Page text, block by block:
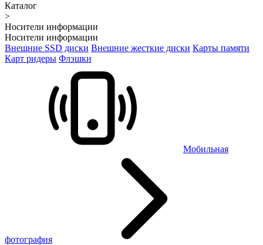
Каталог
>
Носители информации
Носители информации
Внешние SSD диски Внешние жесткие диски Карты памяти
Карт ридеры Флэшки
Мобильная
фотография